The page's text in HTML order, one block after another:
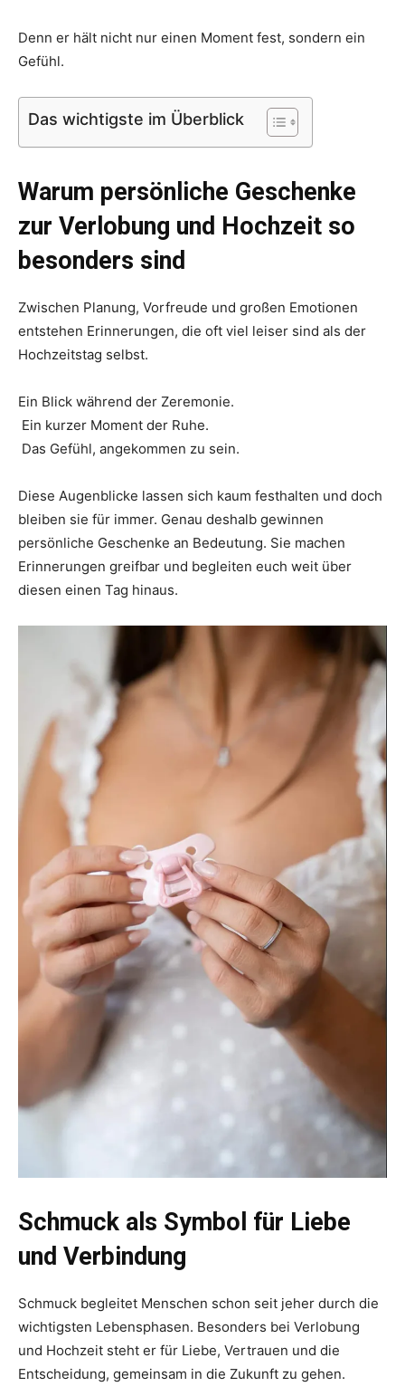
Denn er hält nicht nur einen Moment fest, sondern ein
Gefühl.
Das wichtigste im Überblick
Warum persönliche Geschenke
zur Verlobung und Hochzeit so
besonders sind
Zwischen Planung, Vorfreude und großen Emotionen
entstehen Erinnerungen, die oft viel leiser sind als der
Hochzeitstag selbst.
Ein Blick während der Zeremonie.
Ein kurzer Moment der Ruhe.
Das Gefühl, angekommen zu sein.
Diese Augenblicke lassen sich kaum festhalten und doch
bleiben sie für immer. Genau deshalb gewinnen
persönliche Geschenke an Bedeutung. Sie machen
Erinnerungen greifbar und begleiten euch weit über
diesen einen Tag hinaus.
Schmuck als Symbol für Liebe
und Verbindung
Schmuck begleitet Menschen schon seit jeher durch die
wichtigsten Lebensphasen. Besonders bei Verlobung
und Hochzeit steht er für Liebe, Vertrauen und die
Entscheidung, gemeinsam in die Zukunft zu gehen.